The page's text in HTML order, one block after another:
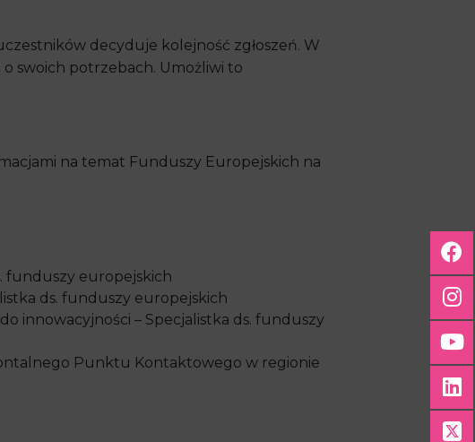
decyduje kolejność zgłoszeń. W
swoich potrzebach. Umożliwi to
na temat Funduszy Europejskich na
funduszy europejskich
ds. funduszy europejskich
innowacyjności – Specjalistka ds. funduszy
Punktu Kontaktowego w regionie